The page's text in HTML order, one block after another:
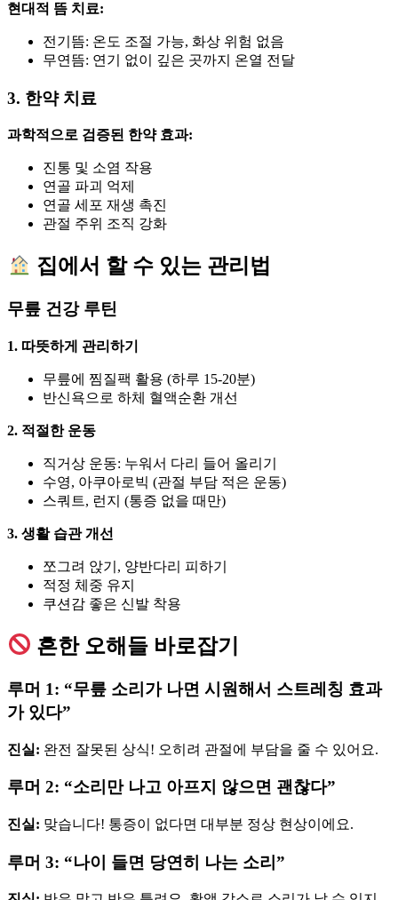
현대적 뜸 치료:
전기뜸: 온도 조절 가능, 화상 위험 없음
무연뜸: 연기 없이 깊은 곳까지 온열 전달
3. 한약 치료
과학적으로 검증된 한약 효과:
진통 및 소염 작용
연골 파괴 억제
연골 세포 재생 촉진
관절 주위 조직 강화
집에서 할 수 있는 관리법
무릎 건강 루틴
1. 따뜻하게 관리하기
무릎에 찜질팩 활용 (하루 15-20분)
반신욕으로 하체 혈액순환 개선
2. 적절한 운동
직거상 운동: 누워서 다리 들어 올리기
수영, 아쿠아로빅 (관절 부담 적은 운동)
스쿼트, 런지 (통증 없을 때만)
3. 생활 습관 개선
쪼그려 앉기, 양반다리 피하기
적정 체중 유지
쿠션감 좋은 신발 착용
흔한 오해들 바로잡기
루머 1: “무릎 소리가 나면 시원해서 스트레칭 효과
가 있다”
진실: 완전 잘못된 상식! 오히려 관절에 부담을 줄 수 있어요.
루머 2: “소리만 나고 아프지 않으면 괜찮다”
진실: 맞습니다! 통증이 없다면 대부분 정상 현상이에요.
루머 3: “나이 들면 당연히 나는 소리”